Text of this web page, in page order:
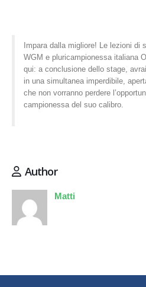
Impara dalla migliore! Le lezioni di
WGM e pluricampionessa italiana
qui: a conclusione dello stage,
in una simultanea imperdibile,
che non vorranno perdere
campionessa del suo calibro.
Author
Matti